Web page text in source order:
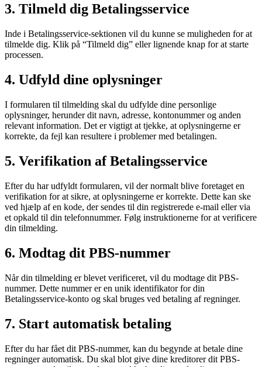
3. Tilmeld dig Betalingsservice
Inde i Betalingsservice-sektionen vil du kunne se muligheden for at
tilmelde dig. Klik på “Tilmeld dig” eller lignende knap for at starte
processen.
4. Udfyld dine oplysninger
I formularen til tilmelding skal du udfylde dine personlige
oplysninger, herunder dit navn, adresse, kontonummer og anden
relevant information. Det er vigtigt at tjekke, at oplysningerne er
korrekte, da fejl kan resultere i problemer med betalingen.
5. Verifikation af Betalingsservice
Efter du har udfyldt formularen, vil der normalt blive foretaget en
verifikation for at sikre, at oplysningerne er korrekte. Dette kan ske
ved hjælp af en kode, der sendes til din registrerede e-mail eller via
et opkald til din telefonnummer. Følg instruktionerne for at verificere
din tilmelding.
6. Modtag dit PBS-nummer
Når din tilmelding er blevet verificeret, vil du modtage dit PBS-
nummer. Dette nummer er en unik identifikator for din
Betalingsservice-konto og skal bruges ved betaling af regninger.
7. Start automatisk betaling
Efter du har fået dit PBS-nummer, kan du begynde at betale dine
regninger automatisk. Du skal blot give dine kreditorer dit PBS-